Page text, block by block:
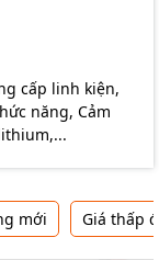
cấp linh kiện,
năng, Cảm
mới Giá thấp